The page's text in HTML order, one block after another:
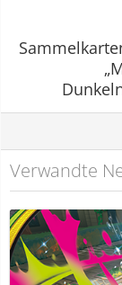
Verwandte